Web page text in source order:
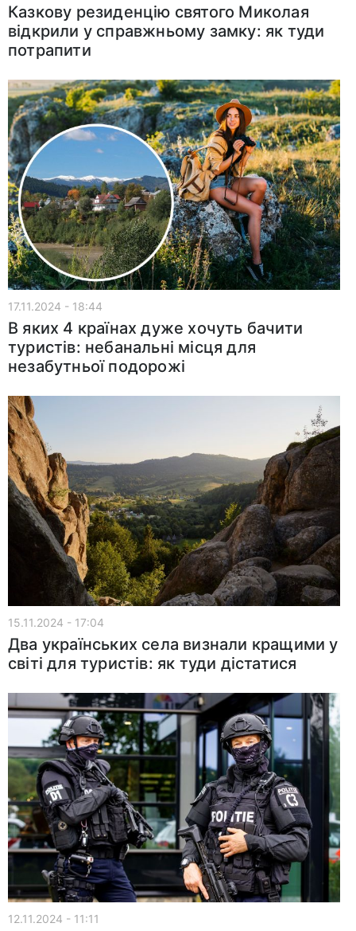
Казкову резиденцію святого Миколая
відкрили у справжньому замку: як туди
потрапити
17.11.2024 - 18:44
В яких 4 країнах дуже хочуть бачити
туристів: небанальні місця для
незабутньої подорожі
15.11.2024 - 17:04
Два українських села визнали кращими у
світі для туристів: як туди дістатися
12.11.2024 - 11:11